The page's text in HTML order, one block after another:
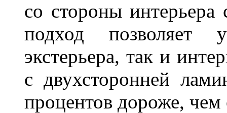
со стороны
подход позволяет
экстерьера, так и
с двухсторонней
процентов дороже,